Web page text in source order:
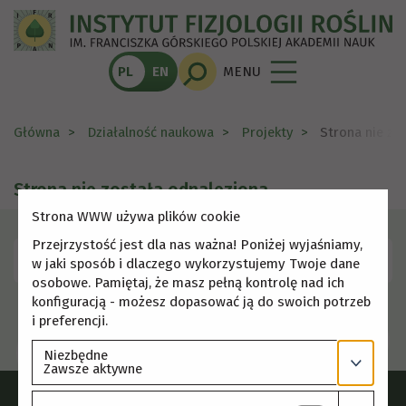
PL EN MENU
Główna Działalność naukowa Projekty Strona nie
Strona nie została odnaleziona
Skorzystaj z menu, aby wybrać inną stronę.
Strona WWW używa plików cookie
Przejrzystość jest dla nas ważna! Poniżej wyjaśniamy,
w jaki sposób i dlaczego wykorzystujemy Twoje dane
osobowe. Pamiętaj, że masz pełną kontrolę nad ich
konfiguracją - możesz dopasować ją do swoich potrzeb
i preferencji.
Niezbędne
Zawsze aktywne